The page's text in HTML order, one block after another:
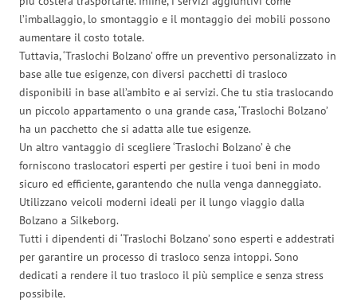
l’imballaggio, lo smontaggio e il montaggio dei mobili possono
aumentare il costo totale.
Tuttavia, ‘Traslochi Bolzano’ offre un preventivo personalizzato in
base alle tue esigenze, con diversi pacchetti di trasloco
disponibili in base all’ambito e ai servizi. Che tu stia traslocando
un piccolo appartamento o una grande casa, ‘Traslochi Bolzano’
ha un pacchetto che si adatta alle tue esigenze.
Un altro vantaggio di scegliere ‘Traslochi Bolzano’ è che
forniscono traslocatori esperti per gestire i tuoi beni in modo
sicuro ed efficiente, garantendo che nulla venga danneggiato.
Utilizzano veicoli moderni ideali per il lungo viaggio dalla
Bolzano a Silkeborg.
Tutti i dipendenti di ‘Traslochi Bolzano’ sono esperti e addestrati
per garantire un processo di trasloco senza intoppi. Sono
dedicati a rendere il tuo trasloco il più semplice e senza stress
possibile.